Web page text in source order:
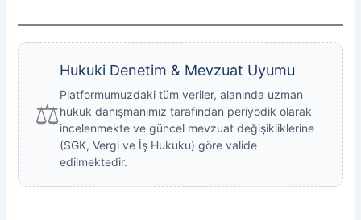
⚖️
Hukuki Denetim & Mevzuat Uyumu
Platformumuzdaki tüm veriler, alanında uzman
hukuk danışmanımız tarafından periyodik olarak
incelenmekte ve güncel mevzuat değişikliklerine
(SGK, Vergi ve İş Hukuku) göre valide
edilmektedir.